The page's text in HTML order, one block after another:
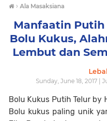
› Ala Masaksiana
Manfaatin
Bolu Kukus,
Lembut dan
Sunday, June 18, 2017 |
Bolu Kukus Putih Telur by
Bolu kukus paling unik